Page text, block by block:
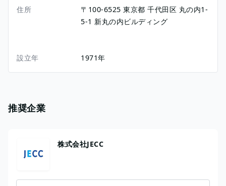
住所 〒100-6525東京都千代田区 丸の内1-
5-1 新丸の内ビルディング
設立年 1971年
推奨企業
株式会社JECC